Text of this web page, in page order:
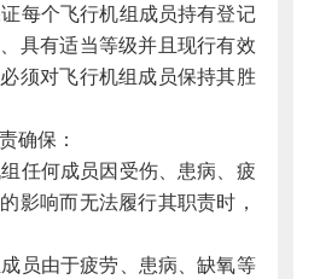
每个飞行机组成员持有登记
具有适当等级并且现行有效
须对飞行机组成员保持其胜
确保：
任何成员因受伤、患病、疲
影响而无法履行其职责时，
员由于疲劳、患病、缺氧等